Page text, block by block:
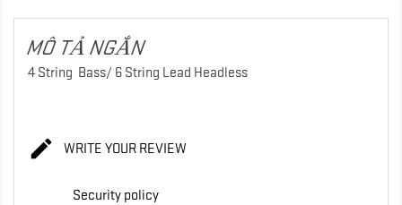
MÔ TẢ NGẮN
4 String Bass/ 6 String Lead Headless
 WRITE YOUR REVIEW
Security policy